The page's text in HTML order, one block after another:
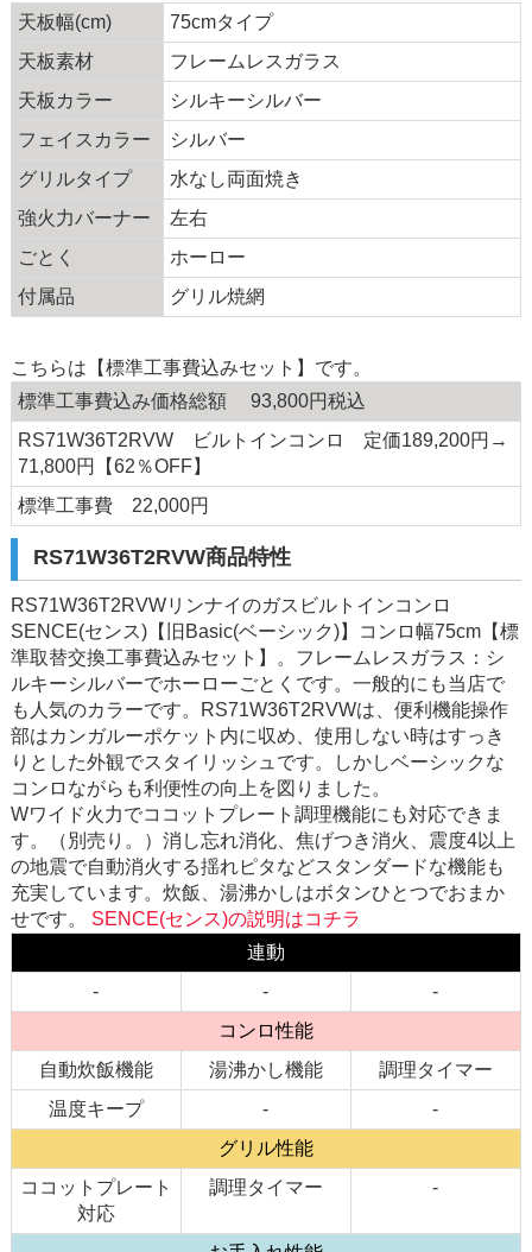
天板幅(cm)
75cmタイプ
天板素材
フレームレスガラス
天板カラー
シルキーシルバー
フェイスカラー
シルバー
グリルタイプ
水なし両面焼き
強火力バーナー
左右
ごとく
ホーロー
付属品
グリル焼網
こちらは【標準工事費込みセット】です。
標準工事費込み価格総額 93,800円税込
RS71W36T2RVW ビルトインコンロ 定価189,200円→
71,800円【62％OFF】
標準工事費 22,000円
RS71W36T2RVW商品特性
RS71W36T2RVWリンナイのガスビルトインコンロ
SENCE(センス)【旧Basic(ベーシック)】コンロ幅75cm【標
準取替交換工事費込みセット】。フレームレスガラス：シ
ルキーシルバーでホーローごとくです。一般的にも当店で
も人気のカラーです。RS71W36T2RVWは、便利機能操作
部はカンガルーポケット内に収め、使用しない時はすっき
りとした外観でスタイリッシュです。しかしベーシックな
コンロながらも利便性の向上を図りました。
Wワイド火力でココットプレート調理機能にも対応できま
す。（別売り。）消し忘れ消化、焦げつき消火、震度4以上
の地震で自動消火する揺れピタなどスタンダードな機能も
充実しています。炊飯、湯沸かしはボタンひとつでおまか
せです。 SENCE(センス)の説明はコチラ
連動
-
-
-
コンロ性能
自動炊飯機能
湯沸かし機能
調理タイマー
温度キープ
-
-
グリル性能
ココットプレート
対応
調理タイマー -